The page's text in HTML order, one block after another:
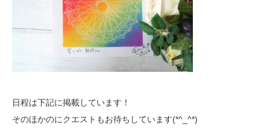
日程は下記に掲載しています！
そのほかのにクエストもお待ちしています(*^_^*)